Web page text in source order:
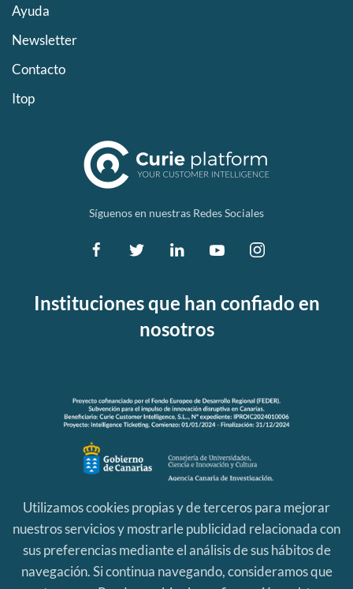
Ayuda
Newsletter
Contacto
Itop
Síguenos en nuestras Redes Sociales
Instituciones que han confiado en
nosotros
Utilizamos cookies propias y de terceros para mejorar
nuestros servicios y mostrarle publicidad relacionada con
sus preferencias mediante el análisis de sus hábitos de
navegación. Si continua navegando, consideramos que